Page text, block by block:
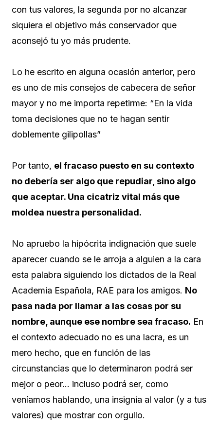
con tus valores, la segunda por no alcanzar
siquiera el objetivo más conservador que
aconsejó tu yo más prudente.
Lo he escrito en alguna ocasión anterior, pero
es uno de mis consejos de cabecera de señor
mayor y no me importa repetirme: “En la vida
toma decisiones que no te hagan sentir
doblemente gilipollas”
Por tanto, el fracaso puesto en su contexto
no debería ser algo que repudiar, sino algo
que aceptar. Una cicatriz vital más que
moldea nuestra personalidad.
No apruebo la hipócrita indignación que suele
aparecer cuando se le arroja a alguien a la cara
esta palabra siguiendo los dictados de la Real
Academia Española, RAE para los amigos. No
pasa nada por llamar a las cosas por su
nombre, aunque ese nombre sea fracaso. En
el contexto adecuado no es una lacra, es un
mero hecho, que en función de las
circunstancias que lo determinaron podrá ser
mejor o peor… incluso podrá ser, como
veníamos hablando, una insignia al valor (y a tus
valores) que mostrar con orgullo.